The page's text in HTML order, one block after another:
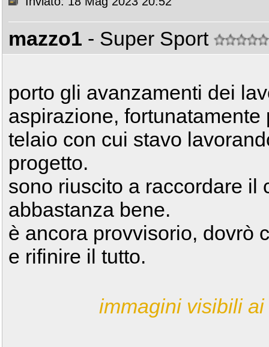
mazzo1 - Super Sport
porto gli avanzamenti dei
aspirazione,
telaio con cui stavo
progetto.
sono riuscito a raccordare il
abbastanza bene.
è ancora provvisorio, dovrò
e rifinire il tutto.
immagini visibili